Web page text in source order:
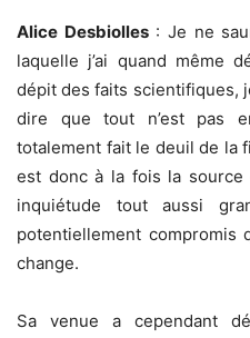
Alice Desbiolles: Je ne
laquelle j’ai quand même
dépit des faits scientifiques,
dire que tout n’est pas
totalement fait le deuil de la
est donc à la fois la source
inquiétude tout aussi
potentiellement
change.
Sa venue a cependant